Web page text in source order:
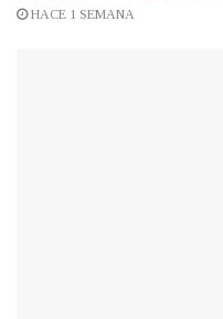
HACE 1 SEMANA